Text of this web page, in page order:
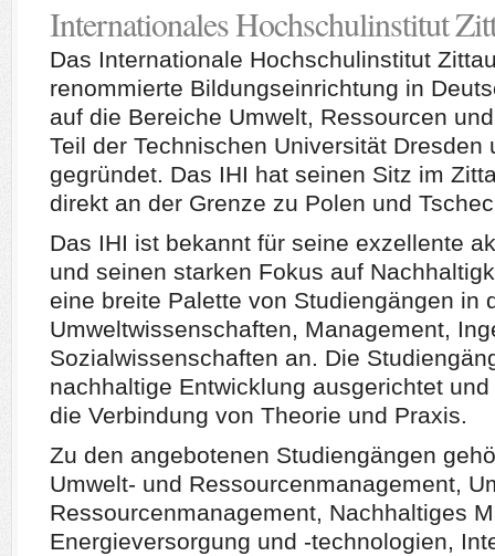
Internationales Hochschulinstitut
Das Internationale Hochschulinstitut
renommierte Bildungseinrichtung in
auf die Bereiche Umwelt, Ressourcen
Teil der Technischen Universität Dresden
gegründet. Das IHI hat seinen Sitz im
direkt an der Grenze zu Polen und
Das IHI ist bekannt für seine exzellente
und seinen starken Fokus auf
eine breite Palette von Studiengängen in
Umweltwissenschaften, Management,
Sozialwissenschaften an. Die
nachhaltige Entwicklung ausgerichtet
die Verbindung von Theorie und Praxis.
Zu den angebotenen Studiengängen
Umwelt- und Ressourcenmanagement,
Ressourcenmanagement, Nachhaltiges
Energieversorgung und -technologien,